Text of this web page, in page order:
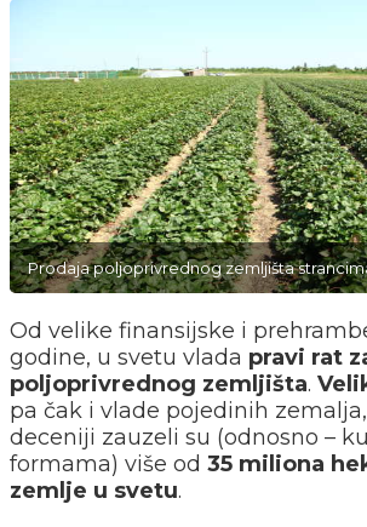
Prodaja poljoprivrednog zemljišta
Od velike finansijske i
godine, u svetu vlada pravi rat
poljoprivrednog zemljišta.
pa čak i vlade pojedinih
deceniji zauzeli su (odnosno –
formama) više od 35 miliona
zemlje u svetu.